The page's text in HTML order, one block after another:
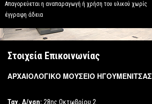
Απαγορεύεται η αναπαραγωγή ή χρήση του υλικού χωρίς
έγγραφη άδεια
Στοιχεία Επικοινωνίας
ΑΡΧΑΙΟΛΟΓΙΚΟ ΜΟΥΣΕΙΟ ΗΓΟΥΜΕΝΙΤΣΑΣ
Ταχ. Δ/νση: 28ης Οκτωβρίου 2